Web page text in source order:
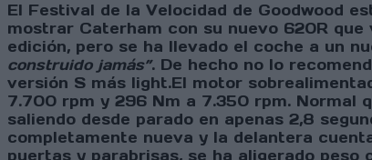
El Festival de la Velocidad de Goodwood
mostrar Caterham con su nuevo 620R
edición, pero se ha llevado el coche a un
construido jamás”. De hecho no lo
versión S más light.El motor
7.700 rpm y 296 Nm a 7.350 rpm. Normal
saliendo desde parado en apenas 2,8
completamente nueva y la delantera
puertas y parabrisas, se ha aligerado